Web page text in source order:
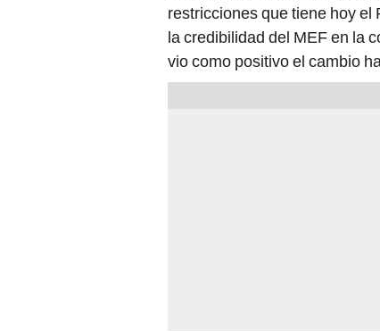
restricciones que tiene hoy el
la credibilidad del MEF en la
vio como positivo el cambio